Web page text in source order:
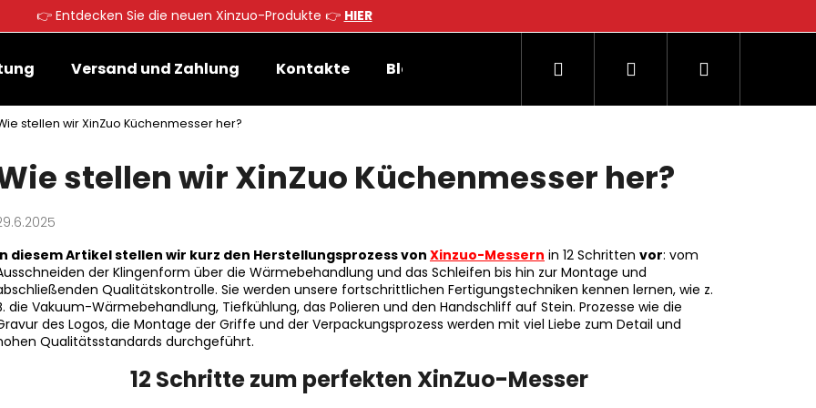
👉 Entdecken Sie die neuen Xinzuo-Produkte 👉 HIER
Versand und Zahlung Kontakte Blog SuchenLogin Warenkorb
stellen wir XinZuo Küchenmesser her?
stellen wir XinZuo Küchenmesser her?
diesem Artikel stellen wir kurz den Herstellungsprozess von Xinzuo-Messern in 12 Schritten vor: vom
der Klingenform über die Wärmebehandlung und das Schleifen bis hin zur Montage und
Qualitätskontrolle. Sie werden unsere fortschrittlichen Fertigungstechniken kennen lernen, wie z.
die Vakuum-Wärmebehandlung, Tiefkühlung, das Polieren und den Handschliff auf Stein. Prozesse wie die
des Logos, die Montage der Griffe und der Verpackungsprozess werden mit viel Liebe zum Detail und
Qualitätsstandards durchgeführt.
12 Schritte zum perfekten XinZuo-Messer
Was suchen Sie?
SUCHEN
Wir empfehlen